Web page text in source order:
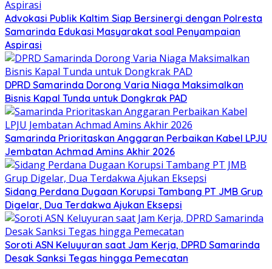
Advokasi Publik Kaltim Siap Bersinergi dengan Polresta
Samarinda Edukasi Masyarakat soal Penyampaian
Aspirasi
DPRD Samarinda Dorong Varia Niaga Maksimalkan
Bisnis Kapal Tunda untuk Dongkrak PAD
Samarinda Prioritaskan Anggaran Perbaikan Kabel LPJU
Jembatan Achmad Amins Akhir 2026
Sidang Perdana Dugaan Korupsi Tambang PT JMB Grup
Digelar, Dua Terdakwa Ajukan Eksepsi
Soroti ASN Keluyuran saat Jam Kerja, DPRD Samarinda
Desak Sanksi Tegas hingga Pemecatan